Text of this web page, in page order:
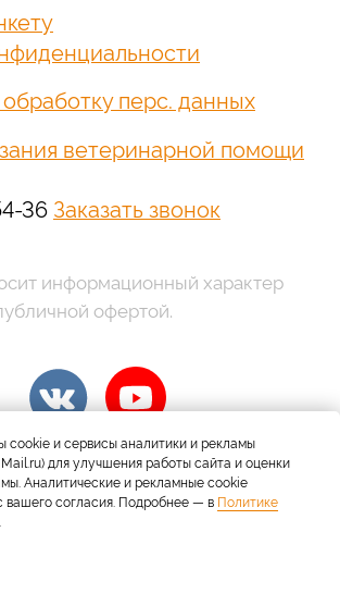
cookie и сервисы аналитики и рекламы
для улучшения работы сайта и оценки
Аналитические и рекламные cookie
вашего согласия. Подробнее — в Политике